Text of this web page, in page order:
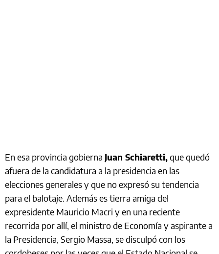
En esa provincia gobierna Juan Schiaretti,que quedó
afuera de la candidatura a la presidencia en las
elecciones generales y que no expresó su tendencia
para el balotaje. Además es tierra amiga del
expresidente Mauricio Macri y en una reciente
recorrida por allí, el ministro de Economía y aspirante a
la Presidencia, Sergio Massa, se disculpó con los